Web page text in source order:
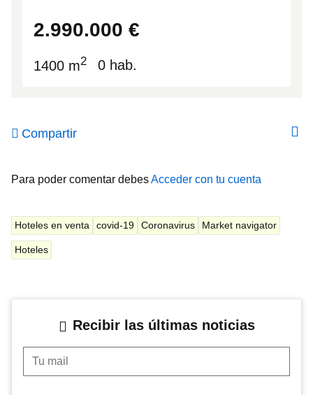
2.990.000 €
1400 m2 0 hab.
Compartir
Para poder comentar debesAcceder con tu cuenta
Hoteles en venta covid-19 Coronavirus Market navigator
Hoteles
Recibir las últimas noticias
Tu mail